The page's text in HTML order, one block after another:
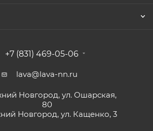
+7 (831) 469-05-06
lava@lava-nn.ru
Новгород, ул. Ошарская,
80
Новгород, ул. Кащенко, 3